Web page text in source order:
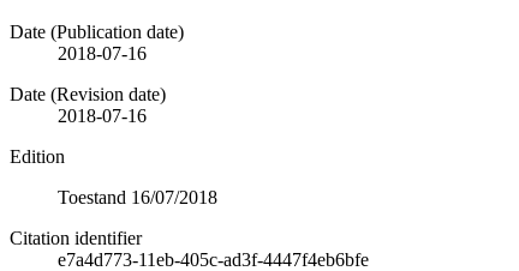
Date (Publication date)
2018-07-16
Date (Revision date)
2018-07-16
Edition
Toestand 16/07/2018
Citation identifier
e7a4d773-11eb-405c-ad3f-4447f4eb6bfe